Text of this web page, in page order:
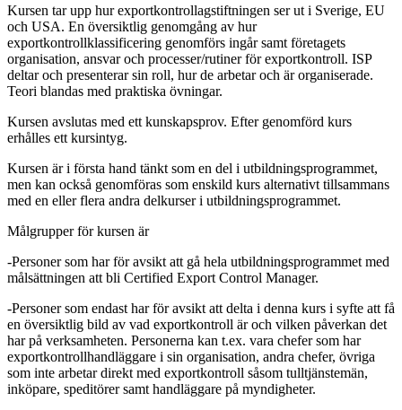
Kursen tar upp hur exportkontrollagstiftningen ser ut i Sverige, EU
och USA. En översiktlig genomgång av hur
exportkontrollklassificering genomförs ingår samt företagets
organisation, ansvar och processer/rutiner för exportkontroll. ISP
deltar och presenterar sin roll, hur de arbetar och är organiserade.
Teori blandas med praktiska övningar.
Kursen avslutas med ett kunskapsprov. Efter genomförd kurs
erhålles ett kursintyg.
Kursen är i första hand tänkt som en del i utbildningsprogrammet,
men kan också genomföras som enskild kurs alternativt tillsammans
med en eller flera andra delkurser i utbildningsprogrammet.
Målgrupper för kursen är
-Personer som har för avsikt att gå hela utbildningsprogrammet med
målsättningen att bli Certified Export Control Manager.
-Personer som endast har för avsikt att delta i denna kurs i syfte att få
en översiktlig bild av vad exportkontroll är och vilken påverkan det
har på verksamheten. Personerna kan t.ex. vara chefer som har
exportkontrollhandläggare i sin organisation, andra chefer, övriga
som inte arbetar direkt med exportkontroll såsom tulltjänstemän,
inköpare, speditörer samt handläggare på myndigheter.